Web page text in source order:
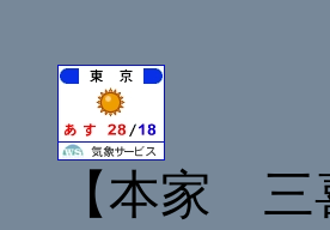
【本家 三